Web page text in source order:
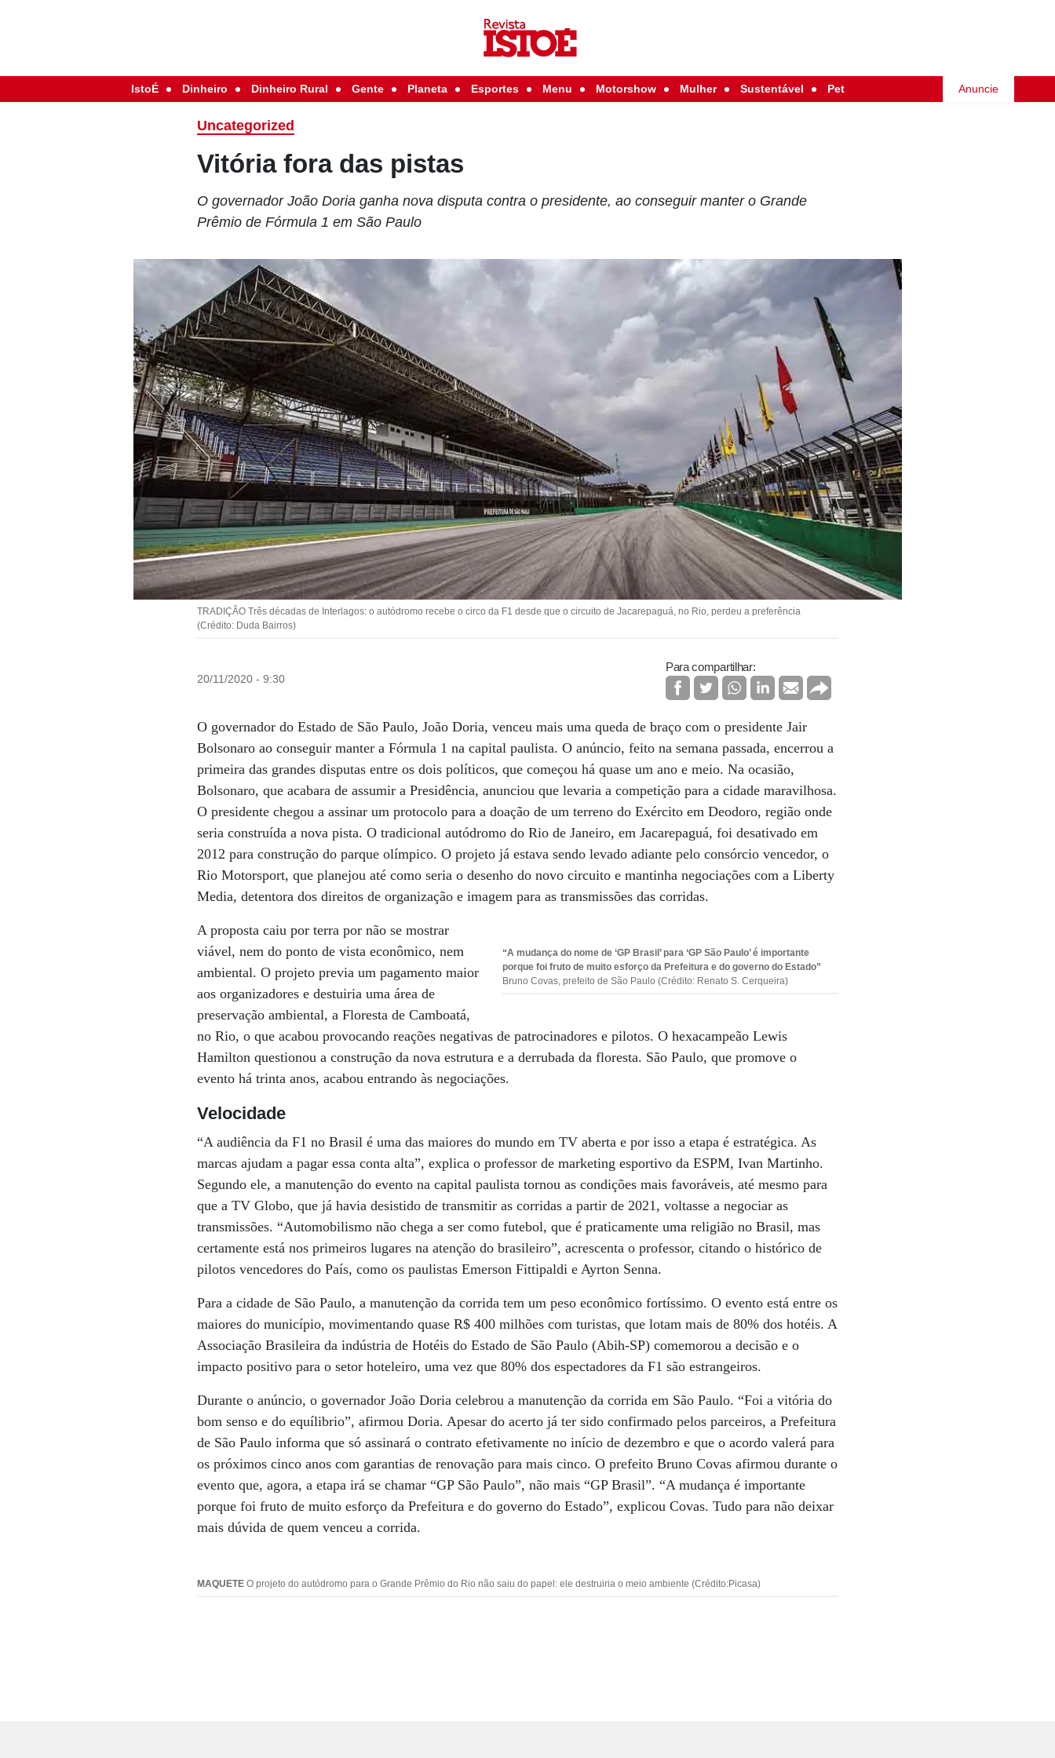
IstoÉ Dinheiro Dinheiro Rural Gente Planeta Esportes Menu Motorshow Mulher Sustentável Pet Anuncie
Uncategorized
Vitória fora das pistas
O governador João Doria ganha nova disputa contra o presidente, ao conseguir manter o Grande
Prêmio de Fórmula 1 em São Paulo
TRADIÇÃO Três décadas de Interlagos: o autódromo recebe o circo da F1 desde que o circuito de Jacarepaguá, no Rio, perdeu a preferência
(Crédito: Duda Bairros)
20/11/2020 - 9:30
Para compartilhar:
O governador do Estado de São Paulo, João Doria, venceu mais uma queda de braço com o presidente Jair
Bolsonaro ao conseguir manter a Fórmula 1 na capital paulista. O anúncio, feito na semana passada, encerrou a
primeira das grandes disputas entre os dois políticos, que começou há quase um ano e meio. Na ocasião,
Bolsonaro, que acabara de assumir a Presidência, anunciou que levaria a competição para a cidade maravilhosa.
O presidente chegou a assinar um protocolo para a doação de um terreno do Exército em Deodoro, região onde
seria construída a nova pista. O tradicional autódromo do Rio de Janeiro, em Jacarepaguá, foi desativado em
2012 para construção do parque olímpico. O projeto já estava sendo levado adiante pelo consórcio vencedor, o
Rio Motorsport, que planejou até como seria o desenho do novo circuito e mantinha negociações com a Liberty
Media, detentora dos direitos de organização e imagem para as transmissões das corridas.
“A mudança do nome de ‘GP Brasil’ para ‘GP São Paulo’ é importante
porque foi fruto de muito esforço da Prefeitura e do governo do Estado”
Bruno Covas, prefeito de São Paulo (Crédito: Renato S. Cerqueira)
A proposta caiu por terra por não se mostrar
viável, nem do ponto de vista econômico, nem
ambiental. O projeto previa um pagamento maior
aos organizadores e destuiria uma área de
preservação ambiental, a Floresta de Camboatá,
no Rio, o que acabou provocando reações negativas de patrocinadores e pilotos. O hexacampeão Lewis
Hamilton questionou a construção da nova estrutura e a derrubada da floresta. São Paulo, que promove o
evento há trinta anos, acabou entrando às negociações.
Velocidade
“A audiência da F1 no Brasil é uma das maiores do mundo em TV aberta e por isso a etapa é estratégica. As
marcas ajudam a pagar essa conta alta”, explica o professor de marketing esportivo da ESPM, Ivan Martinho.
Segundo ele, a manutenção do evento na capital paulista tornou as condições mais favoráveis, até mesmo para
que a TV Globo, que já havia desistido de transmitir as corridas a partir de 2021, voltasse a negociar as
transmissões. “Automobilismo não chega a ser como futebol, que é praticamente uma religião no Brasil, mas
certamente está nos primeiros lugares na atenção do brasileiro”, acrescenta o professor, citando o histórico de
pilotos vencedores do País, como os paulistas Emerson Fittipaldi e Ayrton Senna.
Para a cidade de São Paulo, a manutenção da corrida tem um peso econômico fortíssimo. O evento está entre os
maiores do município, movimentando quase R$ 400 milhões com turistas, que lotam mais de 80% dos hotéis. A
Associação Brasileira da indústria de Hotéis do Estado de São Paulo (Abih-SP) comemorou a decisão e o
impacto positivo para o setor hoteleiro, uma vez que 80% dos espectadores da F1 são estrangeiros.
Durante o anúncio, o governador João Doria celebrou a manutenção da corrida em São Paulo. “Foi a vitória do
bom senso e do equílibrio”, afirmou Doria. Apesar do acerto já ter sido confirmado pelos parceiros, a Prefeitura
de São Paulo informa que só assinará o contrato efetivamente no início de dezembro e que o acordo valerá para
os próximos cinco anos com garantias de renovação para mais cinco. O prefeito Bruno Covas afirmou durante o
evento que, agora, a etapa irá se chamar “GP São Paulo”, não mais “GP Brasil”. “A mudança é importante
porque foi fruto de muito esforço da Prefeitura e do governo do Estado”, explicou Covas. Tudo para não deixar
mais dúvida de quem venceu a corrida.
MAQUETE O projeto do autódromo para o Grande Prêmio do Rio não saiu do papel: ele destruiria o meio ambiente (Crédito:Picasa)